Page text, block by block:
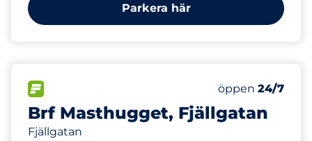
Parkera här
Brf Masthugget, Fjällgatan
Fjällgatan
Antal
Totalt antal
Electric Car
Lördag
öppen 24/7
575 m